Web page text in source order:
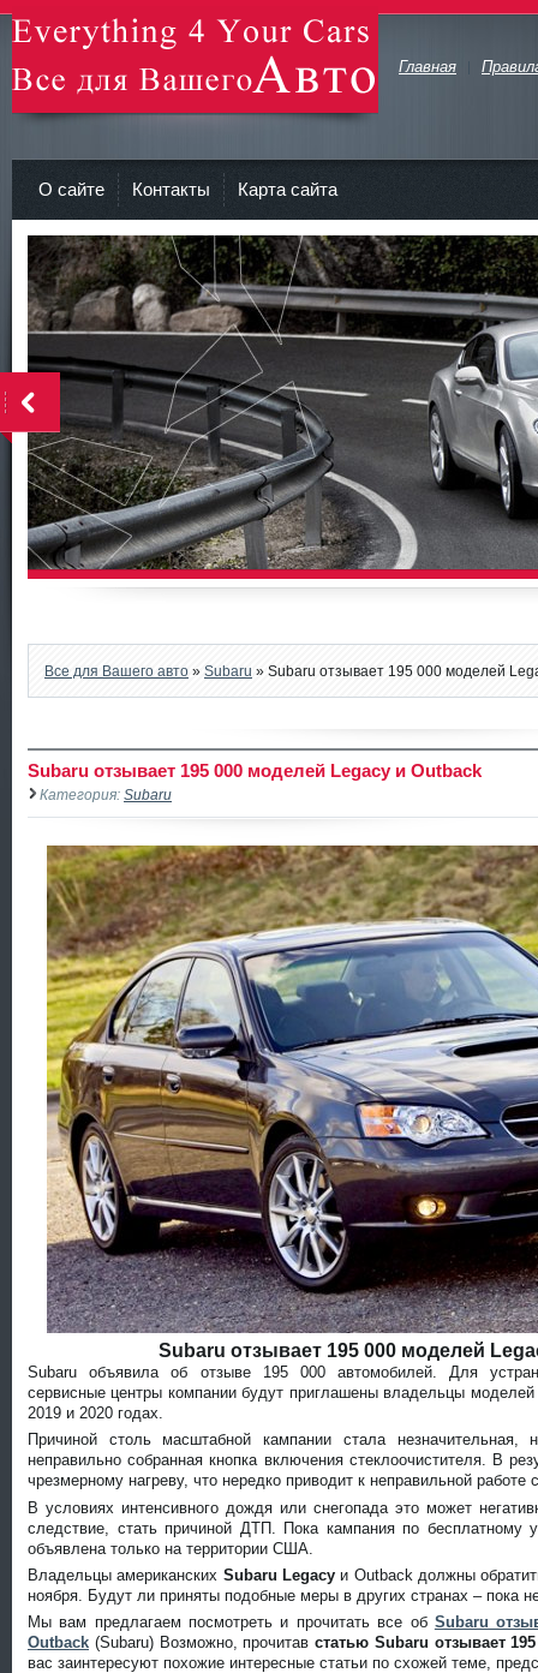
avto-zv.ru - Все для Вашего авто
Главная
О сайте Контакты Карта сайта
Все для Вашего авто » Subaru » Subaru отзывает 195 000 моделей
Subaru отзывает 195 000 моделей Legacy и Outback
Категория: Subaru
Subaru отзывает 195 000 моделей
Subaru объявила об отзыве 195 000 автомобилей. Для
сервисные центры компании будут приглашены владельцы
2019 и 2020 годах.
Причиной столь масштабной кампании стала
неправильно собранная кнопка включения стеклоочистителя. В
чрезмерному нагреву, что нередко приводит к неправильной работе
В условиях интенсивного дождя или снегопада это может
следствие, стать причиной ДТП. Пока кампания по бесплатному
объявлена только на территории США.
Владельцы американских Subaru Legacy и Outback должны
ноября. Будут ли приняты подобные меры в других странах – пока
Мы вам предлагаем посмотреть и прочитать все об Subaru
Outback (Subaru) Возможно, прочитав статью Subaru отзывает
вас заинтересуют похожие интересные статьи по схожей теме,